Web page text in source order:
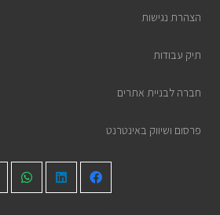
הצהרת נגישות
תיק עבודות
חברה לבניית אתרים
פרסום ושיווק באינטרנט